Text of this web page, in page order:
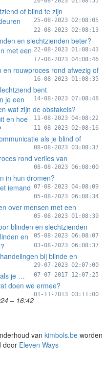
of blind te zijn
25-08-2023 02:08:05
22-08-2023 02:08:13
en slechtzienden beter?
22-08-2023 01:08:43
met een
17-08-2023 04:08:46
en rouwproces rond afwezig of
16-08-2023 01:08:35
bent
14-08-2023 07:08:48
je een
wat zijn de obstakels?
11-08-2023 04:08:22
en hoe
11-08-2023 02:08:16
als je blind of
08-08-2023 03:08:37
rond verlies van
08-08-2023 06:08:00
in hun dromen?
07-08-2023 04:08:09
iemand
05-08-2023 06:08:34
over mensen met een
05-08-2023 01:08:39
blinden en slechtzienden
05-08-2023 06:08:07
en
03-08-2023 06:08:37
bij blinde en
29-07-2023 02:07:00
je … 07-07-2017 12:07:25
doen we ermee?
01-11-2013 03:11:00
– 16:42
van kimbols.beworden
door Eleven Ways